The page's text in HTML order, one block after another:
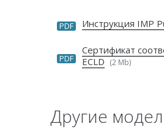
PDF Инструкция IMP
PDF
Сертификат
ECLD (2 Mb)
Другие